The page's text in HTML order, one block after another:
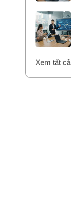
Xem tất cả